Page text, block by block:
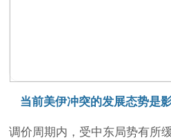
当前美伊冲突的发展态势是
调价周期内，受中东局势有所